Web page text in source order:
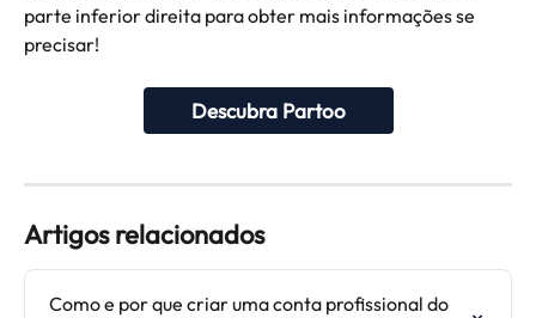
parte inferior direita para obter mais informações se
precisar!
Descubra Partoo
Artigos relacionados
Como e por que criar uma conta profissional do